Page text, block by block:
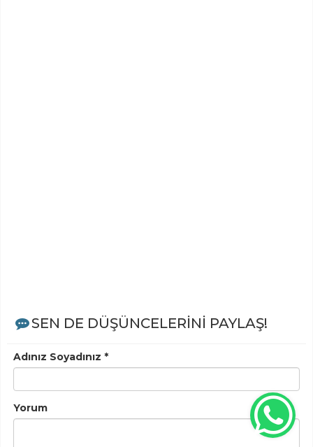
SEN DE DÜŞÜNCELERİNİ PAYLAŞ!
Adınız Soyadınız *
Yorum